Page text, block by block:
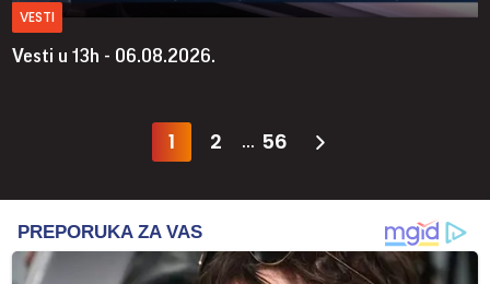
VESTI
Vesti u 13h - 06.08.2026.
1 2 ... 56